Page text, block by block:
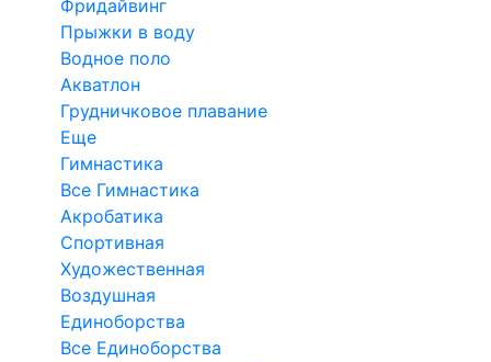
Фридайвинг
Прыжки в воду
Водное поло
Акватлон
Грудничковое плавание
Еще
Гимнастика
Все Гимнастика
Акробатика
Спортивная
Художественная
Воздушная
Единоборства
Все Единоборства